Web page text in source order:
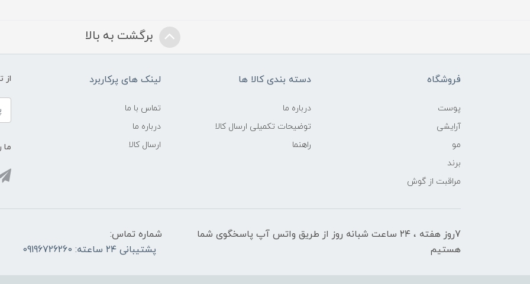
برگشت به بالا
فروشگاه
پوست
آرایشی
مو
برند
مراقبت از گوش
دسته بندی کالا ها
درباره ما
توضیحات تکمیلی ارسال کالا
راهنما
لینک های پرکاربرد
تماس با ما
درباره ما
ارسال کالا
از
ما
7روز هفته ، ۲۴ ساعت شبانه‌ روز از طریق واتس آپ پاسخگوی شما
هستیم
شماره تماس:
پشتیبانی ۲۴ ساعته: 09196726260